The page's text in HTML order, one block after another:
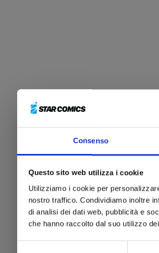
Consenso
Questo sito web utilizza i cookie
Utilizziamo i cookie per
nostro traffico. Condividiamo inoltre
di analisi dei dati web, pubblicità e
che hanno raccolto dal suo utilizzo